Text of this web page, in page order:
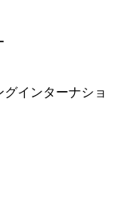
インターナショ